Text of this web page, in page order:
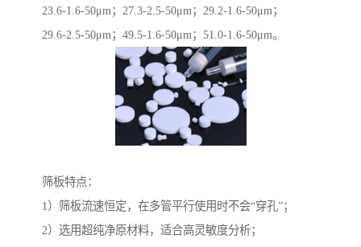
23.6-1.6-50μm；27.3-2.5-50μm；29.2-1.6-50μm；
29.6-2.5-50μm；49.5-1.6-50μm；51.0-1.6-50μm。
筛板特点：
1）筛板流速恒定，在多管平行使用时不会“穿孔”；
2）选用超纯净原材料，适合高灵敏度分析；